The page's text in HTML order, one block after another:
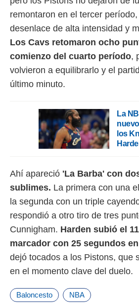
remontaron en el tercer
desenlace de alta intensidad y
Los Cavs retomaron ocho
comienzo del cuarto período,
volvieron a equilibrarlo y el
último minuto.
La
los
Ahí apareció 'La Barba' con
sublimes. La primera con una
la segunda con un triple
respondió a otro tiro de tres
Cunnigham. Harden subió el
marcador con 25 segundos
dejó tocados a los Pistons, que
en el momento clave del duelo.
Baloncesto NBA